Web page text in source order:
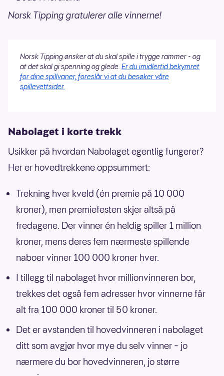
Norsk Tipping gratulerer alle vinnerne!
Norsk Tipping ønsker at du skal spille i trygge rammer - og
at det skal gi spenning og glede. Er du imidlertid bekymret
for dine spillvaner, foreslår vi at du besøker våre
spillevettsider.
Nabolaget i korte trekk
Usikker på hvordan Nabolaget egentlig fungerer?
Her er hovedtrekkene oppsummert:
Trekning hver kveld (én premie på 10 000
kroner), men premiefesten skjer altså på
fredagene. Der vinner én heldig spiller 1 million
kroner, mens deres fem nærmeste spillende
naboer vinner 100 000 kroner hver.
I tillegg til nabolaget hvor millionvinneren bor,
trekkes det også fem adresser hvor vinnerne får
alt fra 100 000 kroner til 50 kroner.
Det er avstanden til hovedvinneren i nabolaget
ditt som avgjør hvor mye du selv vinner – jo
nærmere du bor hovedvinneren, jo større